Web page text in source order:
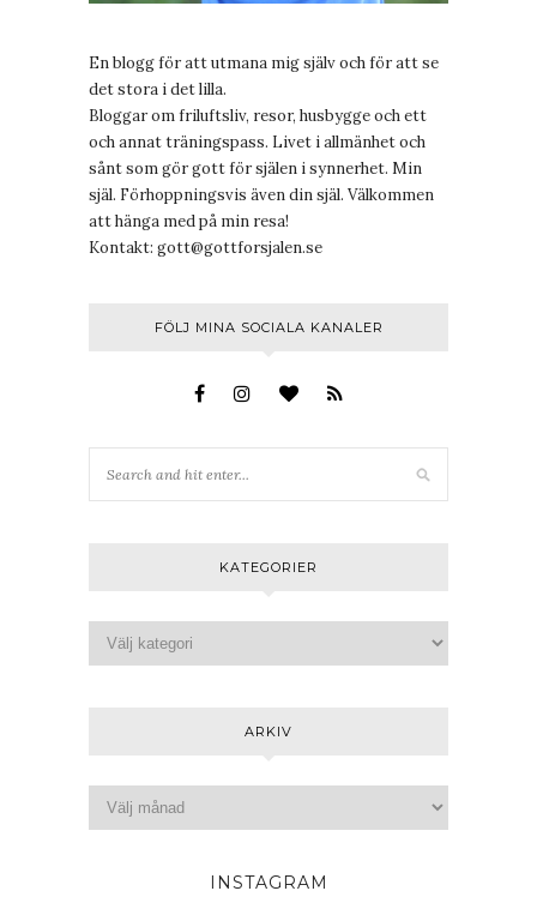
En blogg för att utmana mig själv och för att se
det stora i det lilla.
Bloggar om friluftsliv, resor, husbygge och ett
och annat träningspass. Livet i allmänhet och
sånt som gör gott för själen i synnerhet. Min
själ. Förhoppningsvis även din själ. Välkommen
att hänga med på min resa!
Kontakt: gott@gottforsjalen.se
FÖLJ MINA SOCIALA KANALER
KATEGORIER
ARKIV
INSTAGRAM